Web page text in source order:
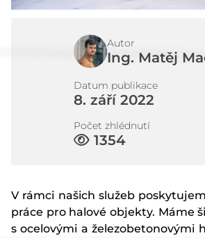
Autor
Ing. Matěj
Datum publikace
8. září 2022
Počet zhlédnutí
1354
V rámci našich služeb
práce pro halové objekty. Máme
s ocelovými a železobetonovými